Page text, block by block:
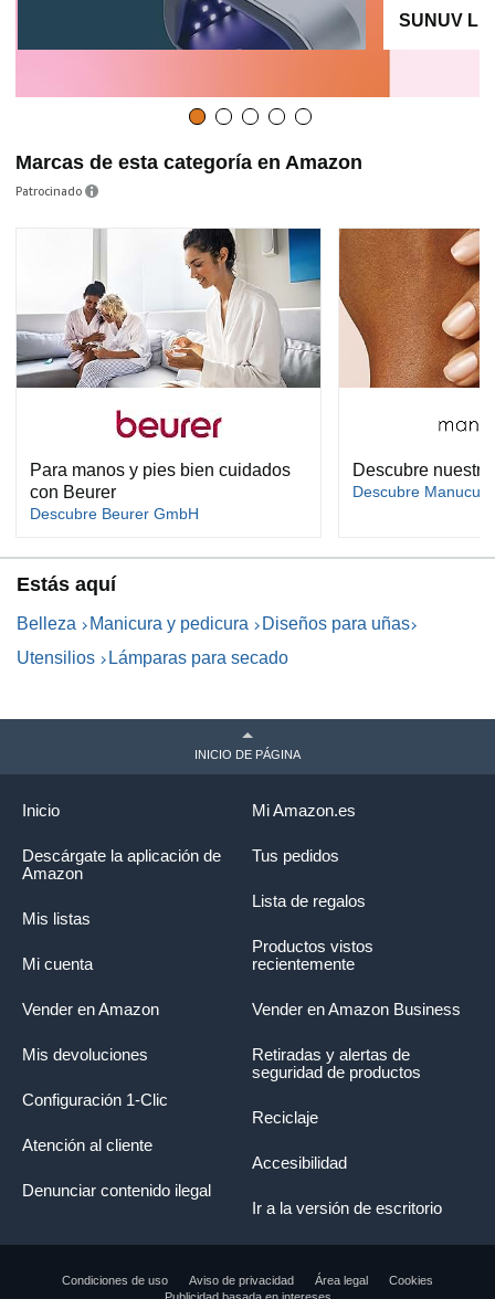
SUNUV
Marcas de esta categoría en Amazon
Patrocinado
Para manos y pies bien cuidados
con Beurer
Descubre Beurer GmbH
Descubre
Descubre
Estás aquí
Belleza Manicura y pedicura
Diseños para uñas
Utensilios
Lámparas para secado
INICIO DE PÁGINA
Mi Amazon.es
Tus pedidos
Lista de regalos
Productos vistos
recientemente
Vender en Amazon Business
Retiradas y alertas de
seguridad de productos
Reciclaje
Accesibilidad
Ir a la versión de escritorio
Inicio
Descárgate la aplicación de
Amazon
Mis listas
Mi cuenta
Vender en Amazon
Mis devoluciones
Configuración 1-Clic
Atención al cliente
Denunciar contenido ilegal
Condiciones de uso Aviso de privacidad Área legal
Cookies